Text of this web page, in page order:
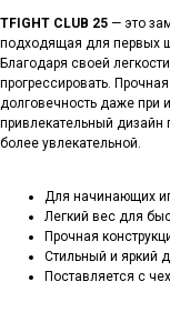
TFIGHT CLUB 25 — это
подходящая для первых
Благодаря своей
прогрессировать.
долговечность даже при
привлекательный дизайн
более увлекательной.
Для начинающих
Легкий вес для
Прочная
Стильный и яркий
Поставляется с